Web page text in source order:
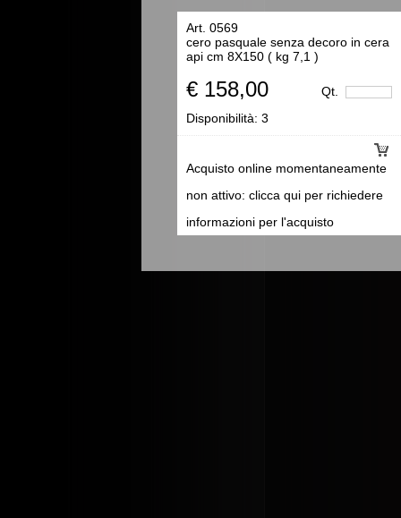
Art. 0569
cero pasquale senza decoro in cera
api cm 8X150 ( kg 7,1 )
€ 158,00 Qt.
Acquisto online momentaneamente
non attivo: clicca qui per richiedere
informazioni per l'acquisto
Disponibilità: 3